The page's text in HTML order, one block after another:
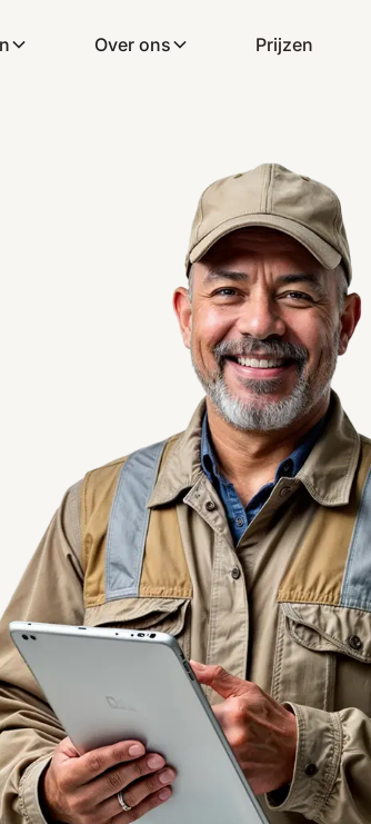
Over ons Prijzen